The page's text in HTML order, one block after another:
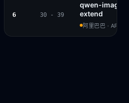
6 30 - 39
qwen-image-
extend
阿里巴巴 ·